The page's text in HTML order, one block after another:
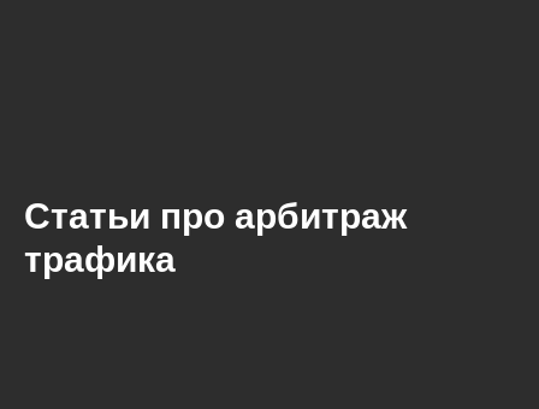
Статьи про арбитраж
трафика